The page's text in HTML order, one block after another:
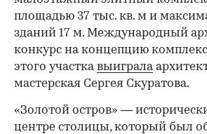
площадью 37 тыс. кв. м и
зданий 17 м. Международный
конкурс на концепцию
этого участкавыиграла
мастерская Сергея Скуратова.
«Золотой остров» —
центре столицы, который был